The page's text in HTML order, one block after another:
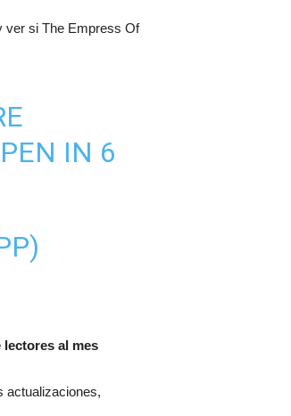
ver si The Empress Of
IN 6
al mes
actualizaciones,